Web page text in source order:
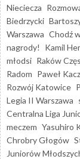
Nieciecza
Biedrzycki
Warszawa Chodź
nagrody!
Kamil
młodsi Raków
Radom Paweł
Rozwój Katowice
Legia II Warszawa
Centralna Liga
meczem Yasuhiro
Chrobry Głogów
Juniorów